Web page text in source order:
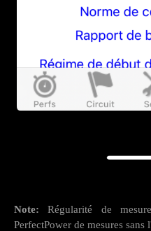
Note: Régularité de
PerfectPower de mesures sans